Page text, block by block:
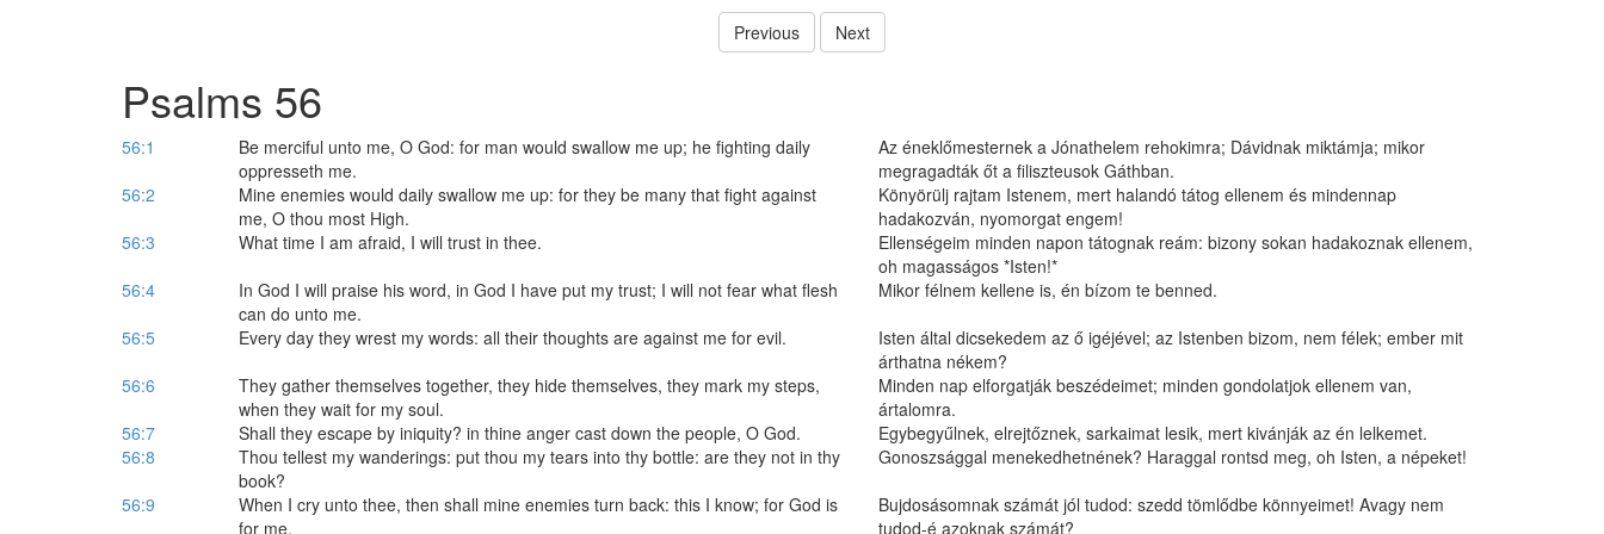
Previous Next
Psalms 56
56:1
Be merciful unto me, O God: for man would swallow me up; he fighting daily
oppresseth me.
Az éneklőmesternek a Jónathelem rehokimra; Dávidnak miktámja; mikor
megragadták őt a filiszteusok Gáthban.
56:2
Mine enemies would daily swallow me up: for they be many that fight against
me, O thou most High.
Könyörülj rajtam Istenem, mert halandó tátog ellenem és mindennap
hadakozván, nyomorgat engem!
56:3
What time I am afraid, I will trust in thee.
Ellenségeim minden napon tátognak reám: bizony sokan hadakoznak ellenem,
oh magasságos *Isten!*
56:4
In God I will praise his word, in God I have put my trust; I will not fear what flesh
can do unto me.
Mikor félnem kellene is, én bízom te benned.
56:5
Every day they wrest my words: all their thoughts are against me for evil.
Isten által dicsekedem az ő igéjével; az Istenben bizom, nem félek; ember mit
árthatna nékem?
56:6
They gather themselves together, they hide themselves, they mark my steps,
when they wait for my soul.
Minden nap elforgatják beszédeimet; minden gondolatjok ellenem van,
ártalomra.
56:7
Shall they escape by iniquity? in thine anger cast down the people, O God.
Egybegyűlnek, elrejtőznek, sarkaimat lesik, mert kivánják az én lelkemet.
56:8
Thou tellest my wanderings: put thou my tears into thy bottle: are they not in thy
book?
Gonoszsággal menekedhetnének? Haraggal rontsd meg, oh Isten, a népeket!
56:9
When I cry unto thee, then shall mine enemies turn back: this I know; for God is
for me.
Bujdosásomnak számát jól tudod: szedd tömlődbe könnyeimet! Avagy nem
tudod-é azoknak számát?